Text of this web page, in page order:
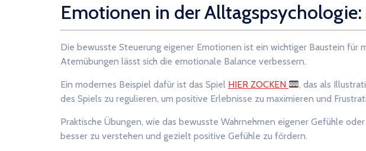
Emotionen in der
Die bewusste Steuerung eigener Emotionen ist ein wichtiger Baustein für
Atemübungen lässt sich die emotionale Balance verbessern.
Ein modernes Beispiel dafür ist das Spiel HIER ZOCKEN
, das als
des Spiels zu regulieren, um positive Erlebnisse zu maximieren und
Praktische Übungen, wie das bewusste Wahrnehmen eigener Gefühle
besser zu verstehen und gezielt positive Gefühle zu fördern.